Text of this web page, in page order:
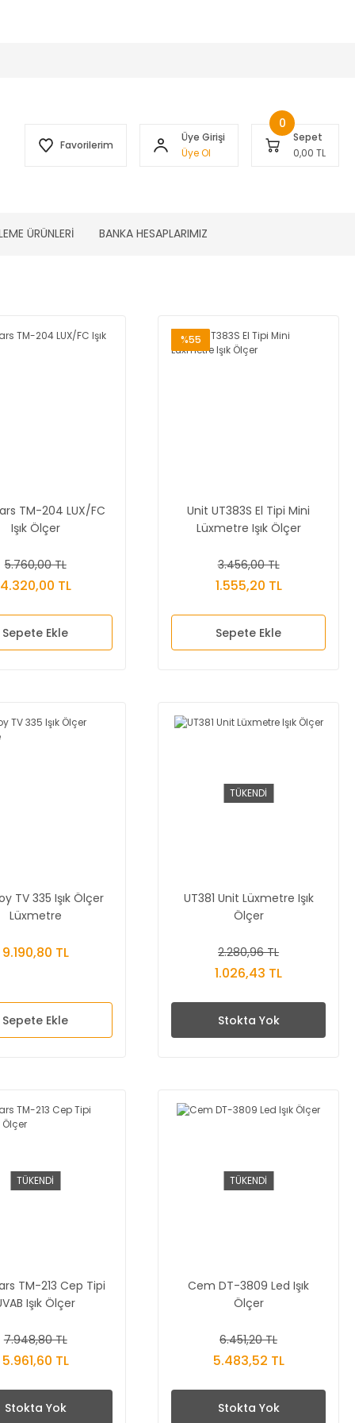
Favorilerim
Üye Girişi
Üye Ol
Sepet
0,00 TL
0
ÜRÜNLERİ BANKA HESAPLARIMIZ
...
Atetool AM877D+ 820W ...
Proskit CP-393 Konne ...
TM-204 LUX/FC
Işık Ölçer
5.760,00 TL
4.320,00 TL
Sepete Ekle
%55
Unit UT383S El Tipi Mini
Lüxmetre Işık Ölçer
3.456,00 TL
1.555,20 TL
Sepete Ekle
TV 335 Işık Ölçer
Lüxmetre
9.190,80 TL
Sepete Ekle
TÜKENDİ
UT381 Unit Lüxmetre Işık
Ölçer
2.280,96 TL
1.026,43 TL
Stokta Yok
TÜKENDİ
TM-213 Cep Tipi
Işık Ölçer
7.948,80 TL
5.961,60 TL
Stokta Yok
TÜKENDİ
Cem DT-3809 Led Işık
Ölçer
6.451,20 TL
5.483,52 TL
Stokta Yok